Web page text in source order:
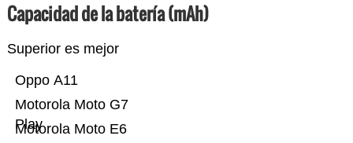
Capacidad de la batería (mAh)
Superior es mejor
Motorola Moto E6
Motorola Moto G7
Play
Oppo A11